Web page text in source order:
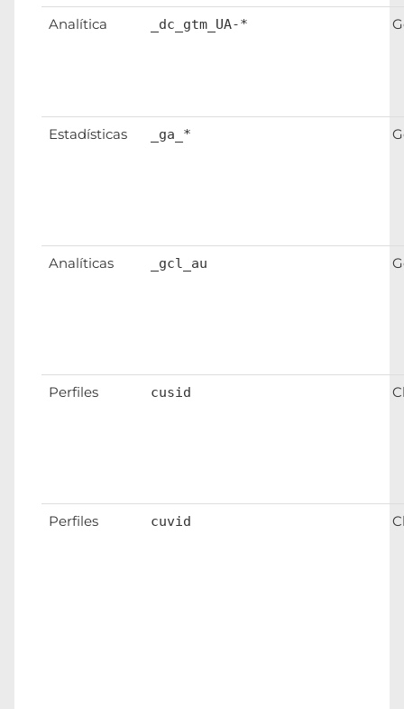
Analítica _dc_gtm_UA-*
Estadísticas _ga_*
Analíticas _gcl_au
Perfiles cusid
Perfiles cuvid